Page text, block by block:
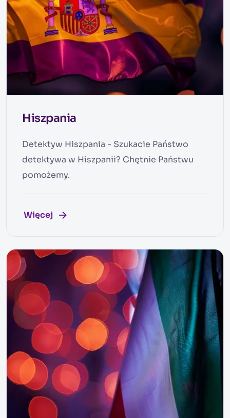
Hiszpania
Detektyw Hiszpania - Szukacie Państwo
detektywa w Hiszpanii? Chętnie Państwu
pomożemy.
Więcej